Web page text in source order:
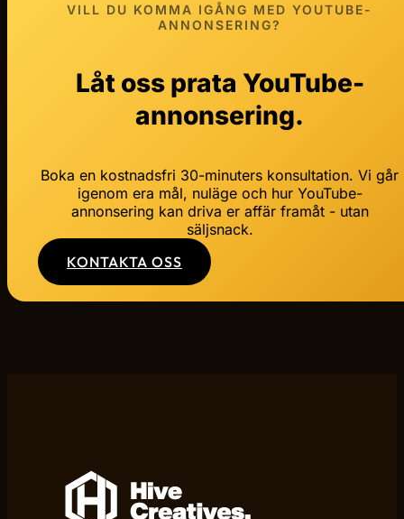
VILL DU KOMMA IGÅNG MEDYOUTUBE-
ANNONSERING?
Låt oss prata YouTube-
annonsering.
Boka en kostnadsfri 30-minuters konsultation. Vi går
igenom era mål, nuläge och hur YouTube-
annonsering kan driva er affär framåt - utan
säljsnack.
KONTAKTA OSS